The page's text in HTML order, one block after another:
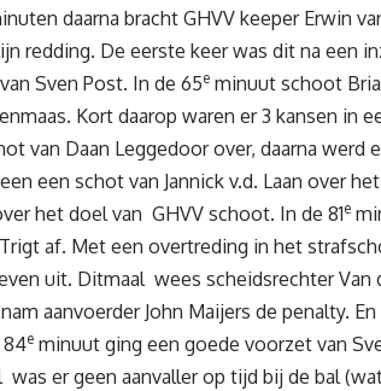
daarna bracht GHVV keeper Erwin
redding. De eerste keer was dit na een
Sven Post. In de 65e minuut schoot
Kort daarop waren er 3 kansen in
van Daan Leggedoor over, daarna werd
een schot van Jannick v.d. Laan over
het doel van GHVV schoot. In de 81e
af. Met een overtreding in het
uit. Ditmaal wees scheidsrechter Van
aanvoerder John Maijers de penalty.
84e minuut ging een goede voorzet van
was er geen aanvaller op tijd bij de bal